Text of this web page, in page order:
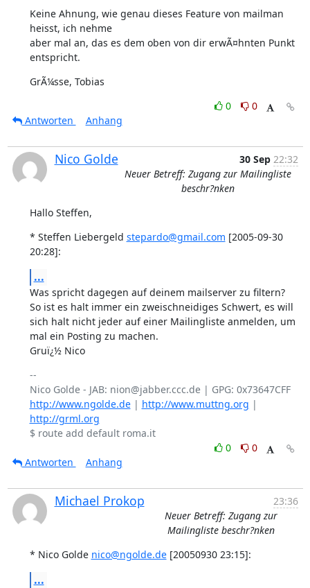
Keine Ahnung, wie genau dieses Feature von mailman
heisst, ich nehme
aber mal an, das es dem oben von dir erwÃ¤hnten Punkt
entspricht.
GrÃ¼sse, Tobias
0
0
Antworten
Anhang
Nico Golde 30 Sep 22:32
Neuer Betreff: Zugang zur Mailingliste
beschr?nken
Hallo Steffen,
* Steffen Liebergeld stepardo@gmail.com [2005-09-30
20:28]:
...
Was spricht dagegen auf deinem mailserver zu filtern?
So ist es halt immer ein zweischneidiges Schwert, es will
sich halt nicht jeder auf einer Mailingliste anmelden, um
mal ein Posting zu machen.
Gruï¿½ Nico
--
Nico Golde - JAB: nion@jabber.ccc.de | GPG: 0x73647CFF
http://www.ngolde.de | http://www.muttng.org
http://grml.org
$ route add default roma.it
0
0
Antworten
Anhang
Michael Prokop
23:36
Neuer Betreff: Zugang zur
Mailingliste beschr?nken
* Nico Golde nico@ngolde.de [20050930 23:15]:
...